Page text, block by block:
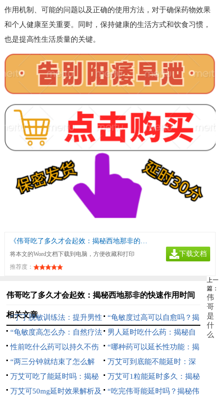
作用机制、可能的问题以及正确的使用方法，对于确保药物效果
和个人健康至关重要。同时，保持健康的生活方式和饮食习惯，
也是提高性生活质量的关键。
《伟哥吃了多久才会起效：揭秘西地那非的快速作用时间》
将本文的Word文档下载到电脑，方便收藏和打印
推荐度：
下载文档
伟哥吃了多久才会起效：揭秘西地那非的快速作用时间
相关文章
“丁丁脱敏训练法：提升男性
持久力的科学指南”
“龟敏度过高可以自愈吗？揭
秘男性健康常见误区”
“龟敏度高怎么办：自然疗法
与生活方式调整指南”
男人延时吃什么药：揭秘自
然疗法与科学选择
性前吃什么药可以持久不伤
身：自然增强持久力的秘诀
“哪种药可以延长性功能：揭
秘自然疗法与科学选择”
“两三分钟就结束了怎么解
决：提升持久力的有效方法”
万艾可到底能不能延时：深
入解析其效果与正确使用方法
万艾可吃了能延时吗：揭秘
其对性功能的影响
万艾可1粒能延时多久：揭秘
其效果与正确使用方法
万艾可50mg延时效果解析及
“吃完伟哥能延时吗？揭秘伟
上一
篇：
伟
哥
是
什
么